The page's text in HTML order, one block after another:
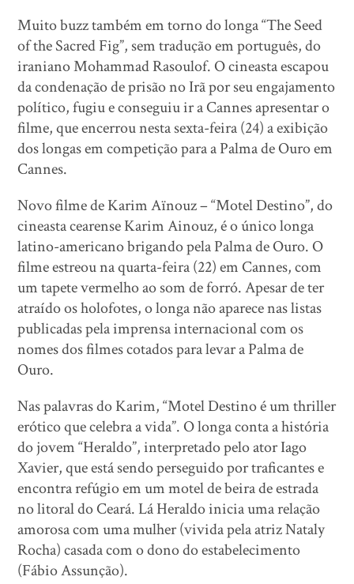
Muito buzz também em torno do longa “The Seed
of the Sacred Fig”, sem tradução em português, do
iraniano Mohammad Rasoulof. O cineasta escapou
da condenação de prisão no Irã por seu engajamento
político, fugiu e conseguiu ir a Cannes apresentar o
filme, que encerrou nesta sexta-feira (24) a exibição
dos longas em competição para a Palma de Ouro em
Cannes.
Novo filme de Karim Aïnouz – “Motel Destino”, do
cineasta cearense Karim Ainouz, é o único longa
latino-americano brigando pela Palma de Ouro. O
filme estreou na quarta-feira (22) em Cannes, com
um tapete vermelho ao som de forró. Apesar de ter
atraído os holofotes, o longa não aparece nas listas
publicadas pela imprensa internacional com os
nomes dos filmes cotados para levar a Palma de
Ouro.
Nas palavras do Karim, “Motel Destino é um thriller
erótico que celebra a vida”. O longa conta a história
do jovem “Heraldo”, interpretado pelo ator Iago
Xavier, que está sendo perseguido por traficantes e
encontra refúgio em um motel de beira de estrada
no litoral do Ceará. Lá Heraldo inicia uma relação
amorosa com uma mulher (vivida pela atriz Nataly
Rocha) casada com o dono do estabelecimento
(Fábio Assunção).